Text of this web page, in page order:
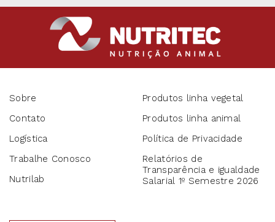
Sobre
Contato
Logística
Trabalhe Conosco
Nutrilab
Produtos linha vegetal
Produtos linha animal
Política de Privacidade
Relatórios de
Transparência e igualdade
Salarial 1º Semestre 2026